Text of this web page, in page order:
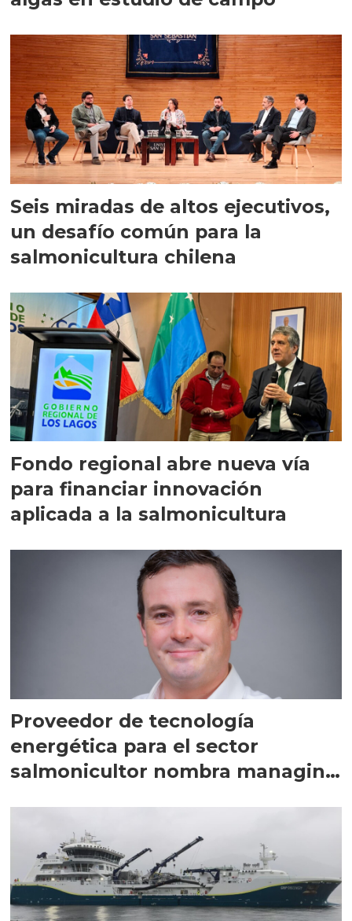
Seis miradas de altos ejecutivos,
un desafío común para la
salmonicultura chilena
Fondo regional abre nueva vía
para financiar innovación
aplicada a la salmonicultura
Proveedor de tecnología
energética para el sector
salmonicultor nombra managing